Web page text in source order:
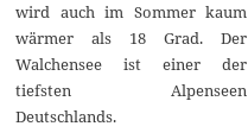
wird auch im Sommer kaum
wärmer als 18 Grad. Der
Walchensee ist einer der
tiefsten Alpenseen
Deutschlands.